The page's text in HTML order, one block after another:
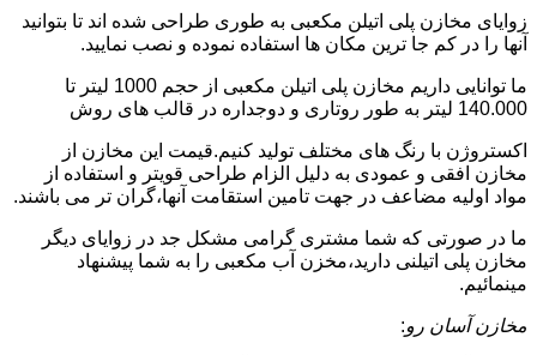
زوایای مخازن پلی اتیلن مکعبی به طوری طراحی شده اند تا بتوانید
آنها را در کم جا ترین مکان ها استفاده نموده و نصب نمایید.
ما توانایی داریم مخازن پلی اتیلن مکعبی از حجم 1000 لیتر تا
140.000 لیتر به طور روتاری و دوجداره در قالب های روش
اکستروژن با رنگ های مختلف تولید کنیم.قیمت این مخازن از
مخازن افقی و عمودی به دلیل الزام طراحی قویتر و استفاده از
مواد اولیه مضاعف در جهت تامین استقامت آنها،گران تر می باشند.
ما در صورتی که شما مشتری گرامی مشکل جد در زوایای دیگر
مخازن پلی اتیلنی دارید،مخزن آب مکعبی را به شما پیشنهاد
مینمائیم.
مخازن آسان رو: